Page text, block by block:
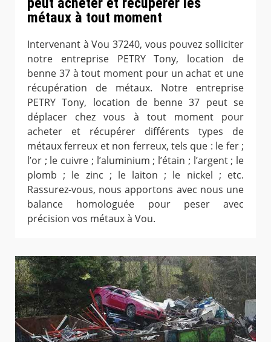
métaux à tout moment
Intervenant à Vou 37240, vous pouvez solliciter
notre entreprise PETRY Tony, location de
benne 37 à tout moment pour un achat et une
récupération de métaux. Notre entreprise
PETRY Tony, location de benne 37 peut se
déplacer chez vous à tout moment pour
acheter et récupérer différents types de
métaux ferreux et non ferreux, tels que : le fer ;
l’or ; le cuivre ; l’aluminium ; l’étain ; l’argent ; le
plomb ; le zinc ; le laiton ; le nickel ; etc.
Rassurez-vous, nous apportons avec nous une
balance homologuée pour peser avec
précision vos métaux à Vou.